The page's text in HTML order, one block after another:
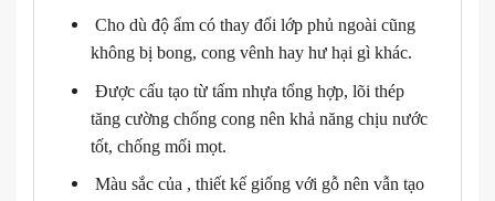
Cho dù độ ẩm có thay đổi lớp phủ ngoài cũng
không bị bong, cong vênh hay hư hại gì khác.
Được cấu tạo từ tấm nhựa tổng hợp, lõi thép
tăng cường chống cong nên khả năng chịu nước
tốt, chống mối mọt.
Màu sắc của , thiết kế giống với gỗ nên vẫn tạo